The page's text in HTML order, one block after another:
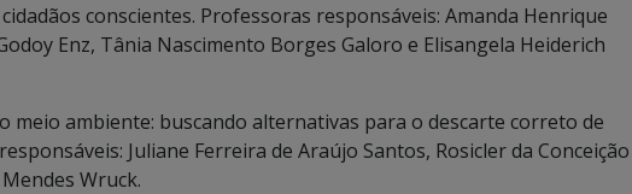
conscientes. Professoras responsáveis: Amanda Henrique
Enz, Tânia Nascimento Borges Galoro e Elisangela Heiderich
meio ambiente: buscando alternativas para o descarte correto de
Juliane Ferreira de Araújo Santos, Rosicler da Conceição
Wruck.